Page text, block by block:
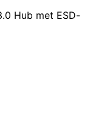
Hub met ESD-